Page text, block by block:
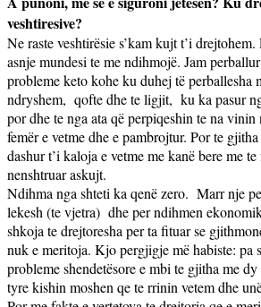
veshtiresive?
Ne raste veshtirësie s’kam kujt t’i
asnje mundesi te me ndihmojë. Jam
probleme keto kohe ku duhej të perballesha
ndryshem, qofte dhe te ligjit, ku ka pasur
por dhe te nga ata që perpiqeshin te na vinin
femër e vetme dhe e pambrojtur. Por te
dashur t’i kaloja e vetme me kanë bere me
nenshtruar askujt.
Ndihma nga shteti ka qenë zero. Marr nje
lekesh (te vjetra) dhe per ndihmen
shkoja te drejtoresha per ta fituar se
nuk e meritoja. Kjo pergjigje më habiste: pa
probleme shendetësore e mbi te gjitha me
tyre kishin moshen qe te rrinin vetem dhe